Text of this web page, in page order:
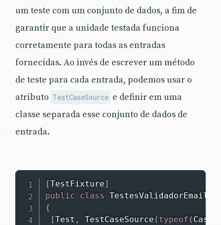
um teste com um conjunto de dados, a fim de
garantir que a unidade testada funciona
corretamente para todas as entradas
fornecidas. Ao invés de escrever um método
de teste para cada entrada, podemos usar o
atributo TestCaseSource e definir em uma
classe separada esse conjunto de dados de
entrada.
[TestFixture]
public
class
TestesValidadorEmail
{
[Test , TestCaseSource ( typeof (